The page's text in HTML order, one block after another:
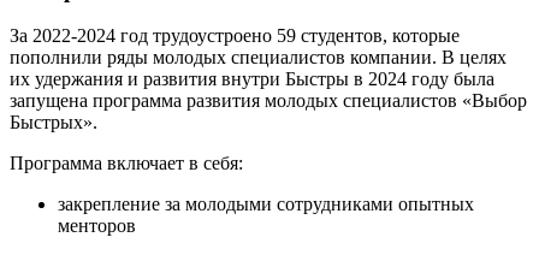
За 2022-2024 год трудоустроено 59 студентов, которые
пополнили ряды молодых специалистов компании. В целях
их удержания и развития внутри Быстры в 2024 году была
запущена программа развития молодых специалистов «Выбор
Быстрых».
Программа включает в себя:
закрепление за молодыми сотрудниками опытных
менторов